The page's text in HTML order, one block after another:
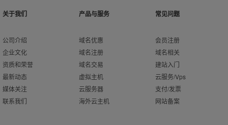
关于我们
公司介绍
企业文化
资质和荣誉
最新动态
媒体关注
联系我们
产品与服务
域名优惠
域名注册
域名交易
虚拟主机
云服务器
海外云主机
常见问题
会员注册
域名相关
建站入门
云服务/Vps
支付/发票
网站备案